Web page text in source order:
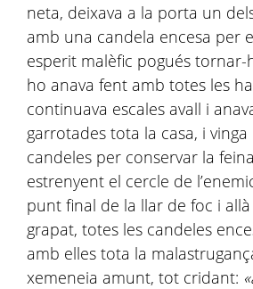
neta, deixava a la porta un
amb una candela encesa per
esperit malèfic pogués tornar-
ho anava fent amb totes les
continuava escales avall i
garrotades tota la casa, i
candeles per conservar la
estrenyent el cercle de
punt final de la llar de foc i
grapat, totes les candeles
amb elles tota la
xemeneia amunt, tot cridant: